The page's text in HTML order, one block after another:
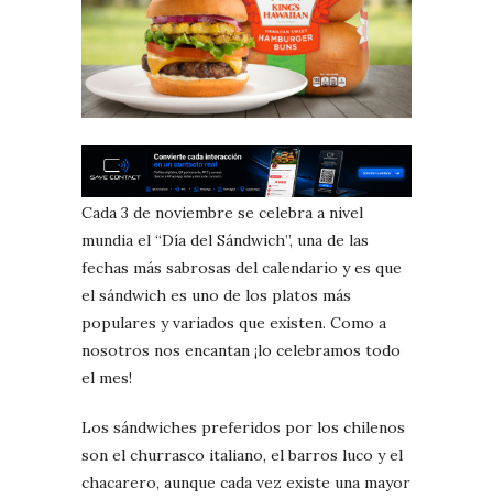
Cada 3 de noviembre se celebra a nivel
mundia el “Día del Sándwich”, una de las
fechas más sabrosas del calendario y es que
el sándwich es uno de los platos más
populares y variados que existen. Como a
nosotros nos encantan ¡lo celebramos todo
el mes!
Los sándwiches preferidos por los chilenos
son el churrasco italiano, el barros luco y el
chacarero, aunque cada vez existe una mayor